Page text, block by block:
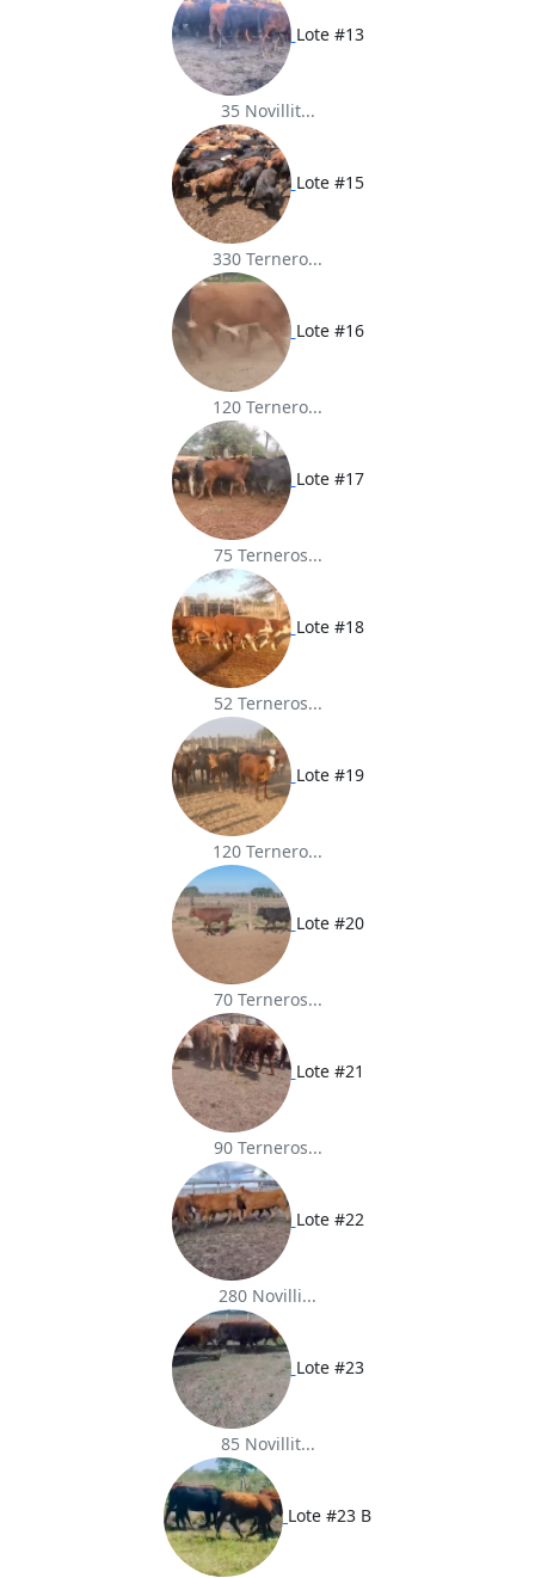
Lote #13
35 Novillit...
Lote #15
330 Ternero...
Lote #16
120 Ternero...
Lote #17
75 Terneros...
Lote #18
52 Terneros...
Lote #19
120 Ternero...
Lote #20
70 Terneros...
Lote #21
90 Terneros...
Lote #22
280 Novilli...
Lote #23
85 Novillit...
Lote #23 B